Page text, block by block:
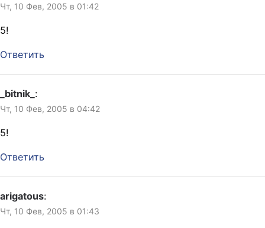
Чт, 10 Фев, 2005 в 01:42
5!
Ответить
_bitnik_ :
Чт, 10 Фев, 2005 в 04:42
5!
Ответить
arigatous:
Чт, 10 Фев, 2005 в 01:43